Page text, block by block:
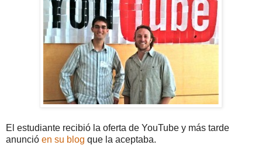
El estudiante recibió la oferta de YouTube y más tarde
anunció en su blog que la aceptaba.